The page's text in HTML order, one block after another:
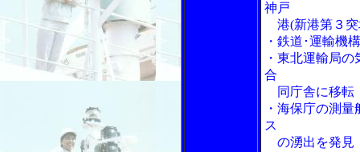
神戸
港(新港第３突
・鉄道･運輸機
・東北運輸局
合
同庁舎に移転
・海保庁の測
ス
の湧出を発見